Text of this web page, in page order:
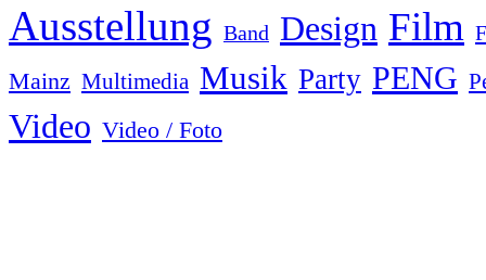
Ausstellung Band Design Film
Mainz Multimedia Musik Party PENG
Video Video / Foto